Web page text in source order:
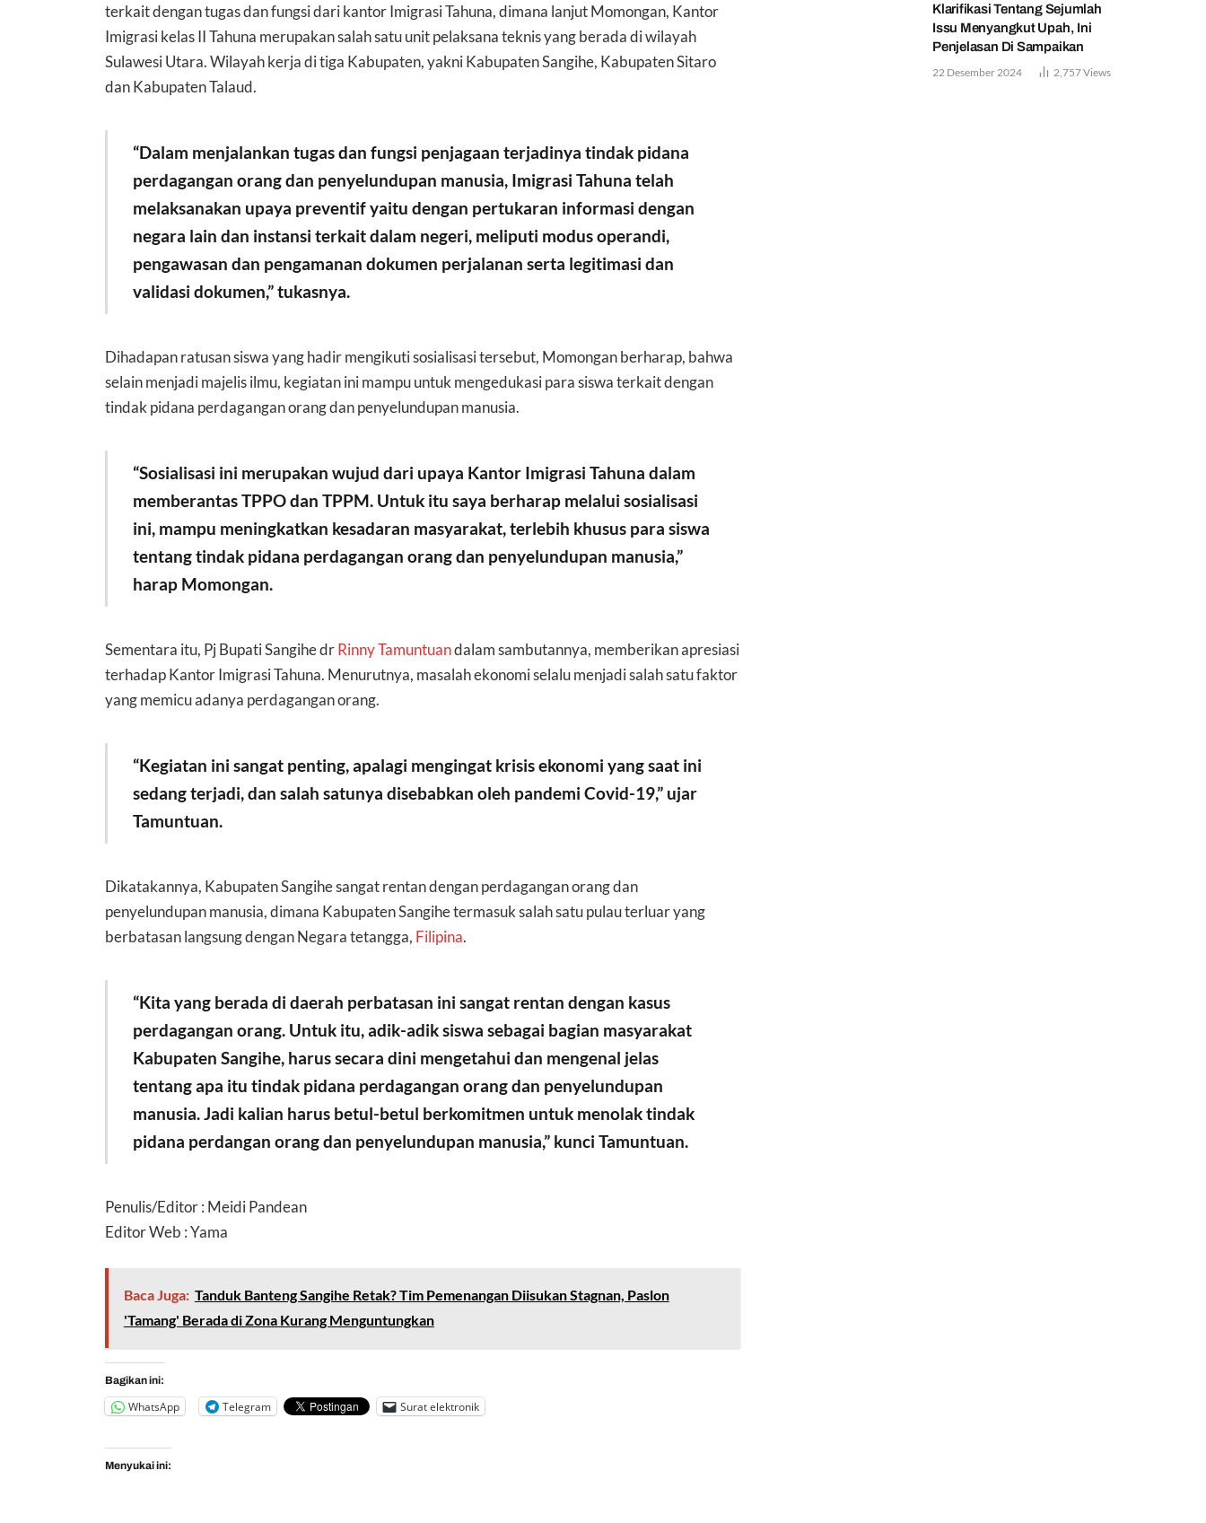
terkait dengan tugas dan fungsi dari kantor Imigrasi Tahuna, dimana lanjut Momongan, Kantor
Imigrasi kelas II Tahuna merupakan salah satu unit pelaksana teknis yang berada di wilayah
Sulawesi Utara. Wilayah kerja di tiga Kabupaten, yakni Kabupaten Sangihe, Kabupaten Sitaro
dan Kabupaten Talaud.
“Dalam menjalankan tugas dan fungsi penjagaan terjadinya tindak pidana
perdagangan orang dan penyelundupan manusia, Imigrasi Tahuna telah
melaksanakan upaya preventif yaitu dengan pertukaran informasi dengan
negara lain dan instansi terkait dalam negeri, meliputi modus operandi,
pengawasan dan pengamanan dokumen perjalanan serta legitimasi dan
validasi dokumen,” tukasnya.
Dihadapan ratusan siswa yang hadir mengikuti sosialisasi tersebut, Momongan berharap, bahwa
selain menjadi majelis ilmu, kegiatan ini mampu untuk mengedukasi para siswa terkait dengan
tindak pidana perdagangan orang dan penyelundupan manusia.
“Sosialisasi ini merupakan wujud dari upaya Kantor Imigrasi Tahuna dalam
memberantas TPPO dan TPPM. Untuk itu saya berharap melalui sosialisasi
ini, mampu meningkatkan kesadaran masyarakat, terlebih khusus para siswa
tentang tindak pidana perdagangan orang dan penyelundupan manusia,”
harap Momongan.
Sementara itu, Pj Bupati Sangihe dr Rinny Tamuntuandalam sambutannya, memberikan apresiasi
terhadap Kantor Imigrasi Tahuna. Menurutnya, masalah ekonomi selalu menjadi salah satu faktor
yang memicu adanya perdagangan orang.
“Kegiatan ini sangat penting, apalagi mengingat krisis ekonomi yang saat ini
sedang terjadi, dan salah satunya disebabkan oleh pandemi Covid-19,” ujar
Tamuntuan.
Dikatakannya, Kabupaten Sangihe sangat rentan dengan perdagangan orang dan
penyelundupan manusia, dimana Kabupaten Sangihe termasuk salah satu pulau terluar yang
berbatasan langsung dengan Negara tetangga, Filipina.
“Kita yang berada di daerah perbatasan ini sangat rentan dengan kasus
perdagangan orang. Untuk itu, adik-adik siswa sebagai bagian masyarakat
Kabupaten Sangihe, harus secara dini mengetahui dan mengenal jelas
tentang apa itu tindak pidana perdagangan orang dan penyelundupan
manusia. Jadi kalian harus betul-betul berkomitmen untuk menolak tindak
pidana perdangan orang dan penyelundupan manusia,” kunci Tamuntuan.
Penulis/Editor : Meidi Pandean
Editor Web : Yama
Baca Juga: Tanduk Banteng Sangihe Retak? Tim Pemenangan Diisukan Stagnan, Paslon
'Tamang' Berada di Zona Kurang Menguntungkan
Bagikan ini:
WhatsApp Telegram Surat elektronik
Menyukai ini:
Klarifikasi Tentang Sejumlah
Issu Menyangkut Upah, Ini
Penjelasan Di Sampaikan
22 Desember 2024 2,757Views